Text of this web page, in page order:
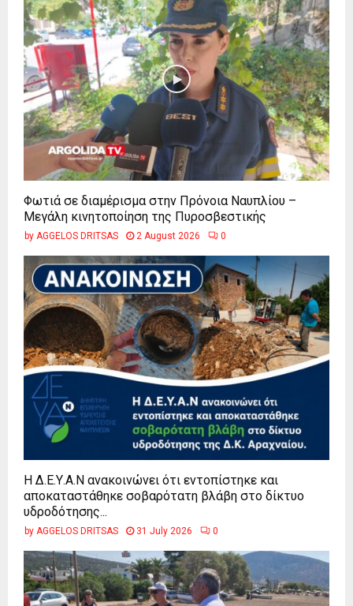
Φωτιά σε διαμέρισμα στην Πρόνοια Ναυπλίου –
Μεγάλη κινητοποίηση της Πυροσβεστικής
by AGGELOS DRITSAS 2 August 2026 0
Η Δ.Ε.Υ.Α.Ν ανακοινώνει ότι εντοπίστηκε και
αποκαταστάθηκε σοβαρότατη βλάβη στο δίκτυο
υδροδότησης...
by AGGELOS DRITSAS 31 July 2026 0